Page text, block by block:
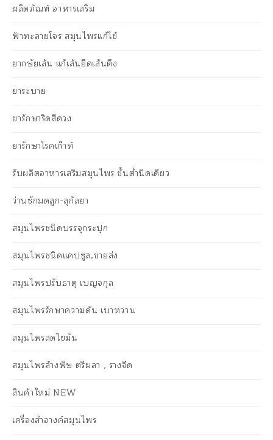
ผลิตภัณฑ์ อาหารเสริม
ฟ้าทะลายโจร สมุนไพรแก้ไข้
ยากษัยเส้น แก้เส้นยึดเส้นตึง
ยาระบาย
ยารักษาริดสีดวง
ยารักษาโรคเก๊าท์
รับผลิตอาหารเสริมสมุนไพร ขั้นต่ำนิดเดียว
ว่านชักมดลูก-สุกัลยา
สมุนไพรชนิดบรรจุกระปุก
สมุนไพรชนิดแคปซูล,ขายส่ง
สมุนไพรปรับธาตุ เบญจกุล
สมุนไพรรักษาความดัน เบาหวาน
สมุนไพรลดไขมัน
สมุนไพรล้างพิษ ตรีผลา , รางจืด
สินค้าใหม่ NEW
เครื่องสำอางค์สมุนไพร